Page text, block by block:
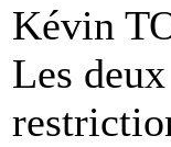
Kévin
Les